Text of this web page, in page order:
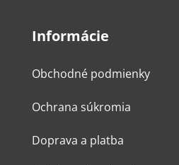
Informácie
Obchodné podmienky
Ochrana súkromia
Doprava a platba